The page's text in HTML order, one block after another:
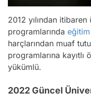
2012 yılından
programlarında eğitim
harçlarından muaf
programlarına
yükümlü.
2022 Güncel